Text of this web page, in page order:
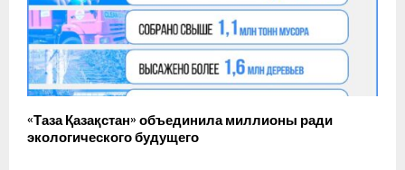
«Таза Қазақстан» объединила миллионы ради
экологического будущего